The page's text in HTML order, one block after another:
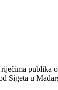
publika
Sigeta u